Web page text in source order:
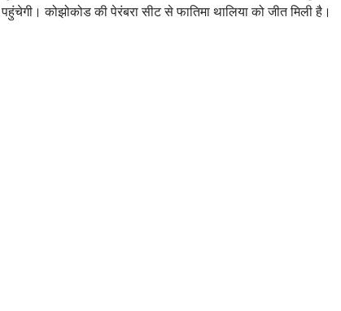
पहुंचेगी। कोझोकोड की पेरंबरा सीट से फातिमा थालिया को जीत मिली है।